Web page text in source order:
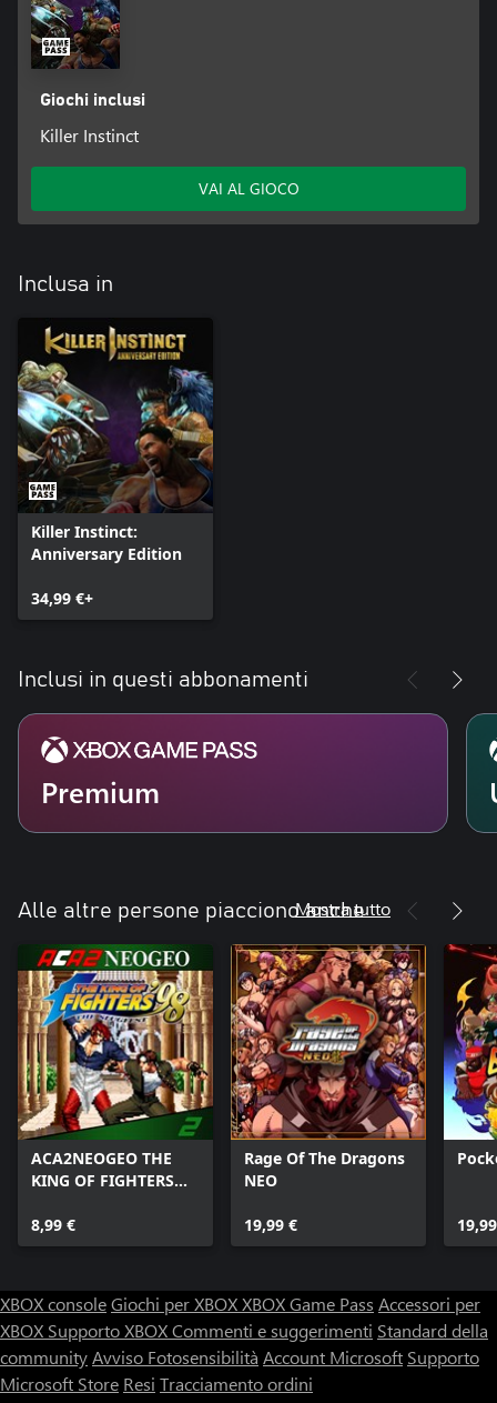
Giochi inclusi
Killer Instinct
VAI AL GIOCO
Inclusa in
Killer Instinct:
Anniversary Edition
34,99 €+
Inclusi in questi abbonamenti
Premium
Alle altre persone piacciono anche
Mostra tutto
ACA2NEOGEO THE
KING OF FIGHTERS
8,99 €
Rage Of The Dragons
NEO
19,99 €
XBOX consoleGiochi per XBOXXBOX Game Pass Accessori per
XBOX Supporto XBOXCommenti e suggerimenti Standard della
communityAvviso Fotosensibilità Account Microsoft Supporto
Microsoft Store Resi Tracciamento ordini